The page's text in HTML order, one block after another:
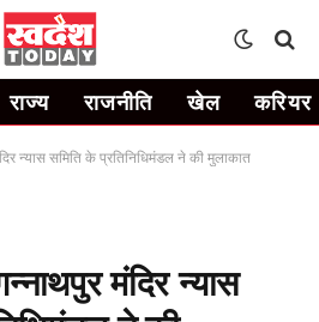
राज्य राजनीति खेल करियर
न्यास समिति के प्रतिनिधिमंडल ने की मुलाकात
मंदिर न्यास